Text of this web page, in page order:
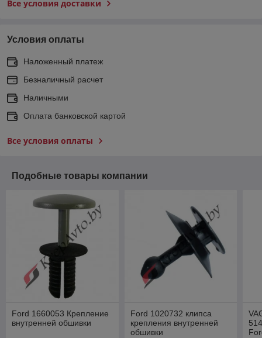
Все условия доставки
Условия оплаты
Наложенный платеж
Безналичный расчет
Наличными
Оплата банковской картой
Все условия оплаты
Подобные товары компании
Ford 1660053 Крепление
внутренней обшивки
Ford 1020732 клипса
крепления внутренней
обшивки